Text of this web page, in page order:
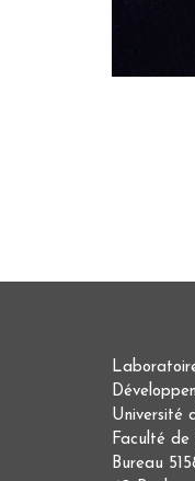
Université
Faculté de
Bureau